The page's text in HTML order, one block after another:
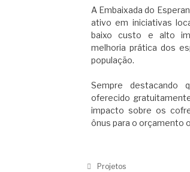
A Embaixada do
ativo em iniciativas
baixo custo e alto
melhoria prática dos
população.
Sempre
oferecido
impacto sobre os
ônus para o orçamento
Projetos